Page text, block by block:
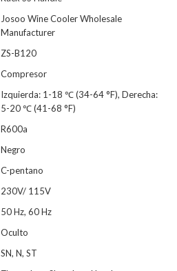
Josoo Wine Cooler Wholesale
Manufacturer
ZS-B120
Compresor
Izquierda: 1-18 ℃ (34-64 °F), Derecha:
5-20 ℃ (41-68 °F)
R600a
Negro
C-pentano
230V/ 115V
50 Hz, 60 Hz
Oculto
SN, N, ST